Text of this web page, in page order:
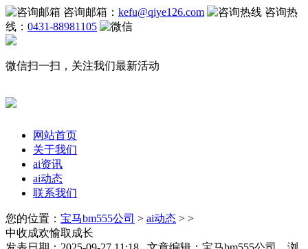
咨询邮箱： kefu@qiye126.com
咨询热
线： 0431-88981105
微信扫一扫，关注我们最新活动
网站首页
关于我们
ai资讯
ai动态
联系我们
您的位置： 宝马bm555公司 > ai动态 > >
中收成欢愉取成长